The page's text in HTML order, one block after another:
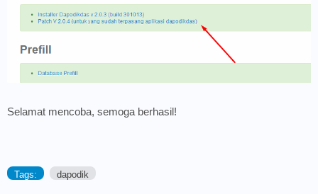
Selamat mencoba, semoga berhasil!
Tags: dapodik